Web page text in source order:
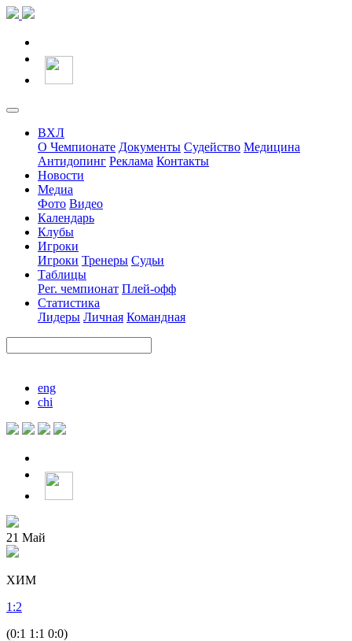
ВХЛ
О Чемпионате Документы Судейство Медицина
Антидопинг Реклама Контакты
Новости
Медиа
Фото Видео
Календарь
Клубы
Игроки
Игроки Тренеры Судьи
Таблицы
Рег. чемпионат Плей-офф
Статистика
Лидеры Личная Командная
eng
chi
21 Май
ХИМ
1 :2
(0:1 1:1 0:0)